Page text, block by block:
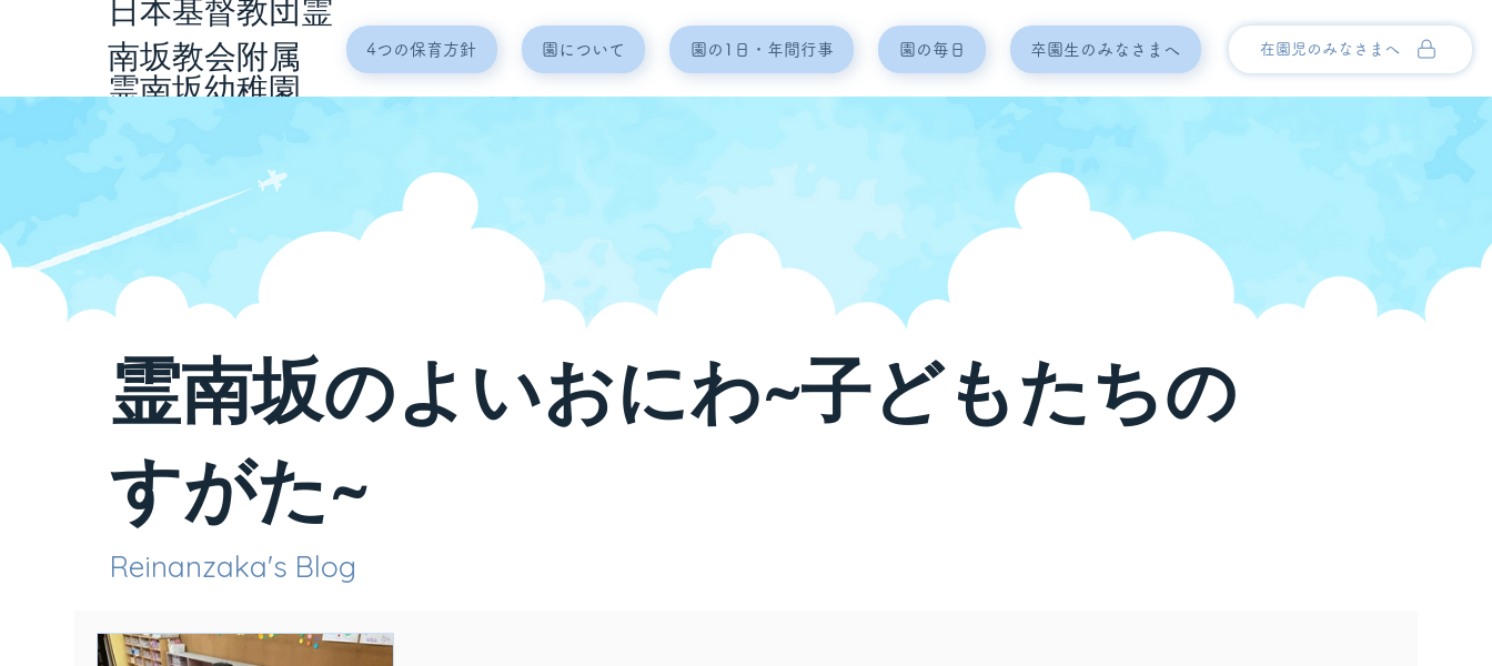
4つの保育方針 園について 園の1日・年間行事 園の毎日 卒園生のみなさまへ
日本基督教団霊
南坂教会附属
霊南坂幼稚園
在園児のみなさまへ
霊南坂のよいおにわ~子どもたちの
すがた~
Reinanzaka's Blog